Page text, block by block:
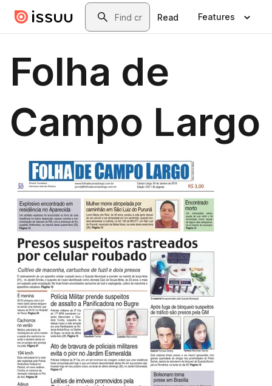
Skip to main contentSearch
Read Features
Folha de
Campo Largo